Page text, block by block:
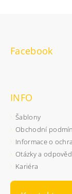
Facebook
INFO
Šablony
Obchodní
Informace o
Otázky a
Kariéra